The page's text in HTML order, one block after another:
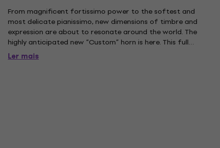
From magnificent fortissimo power to the softest and
most delicate pianissimo, new dimensions of timbre and
expression are about to resonate around the world. The
highly anticipated new “Custom” horn is here. This full
double horn in F/Bb features a yellow-brass detachable MS
size bell. Bore size is 12.1 millimeters. The instrument is
Ler mais